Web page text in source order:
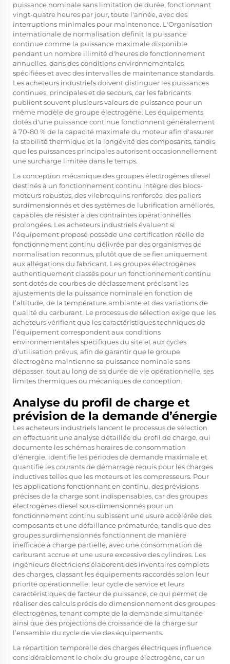
puissance nominale sans limitation de durée, fonctionnant
vingt-quatre heures par jour, toute l'année, avec des
interruptions minimales pour maintenance. L'Organisation
internationale de normalisation définit la puissance
continue comme la puissance maximale disponible
pendant un nombre illimité d'heures de fonctionnement
annuelles, dans des conditions environnementales
spécifiées et avec des intervalles de maintenance standards.
Les acheteurs industriels doivent distinguer les puissances
continues, principales et de secours, car les fabricants
publient souvent plusieurs valeurs de puissance pour un
même modèle de groupe électrogène. Les équipements
dotés d'une puissance continue fonctionnent généralement
à 70-80 % de la capacité maximale du moteur afin d'assurer
la stabilité thermique et la longévité des composants, tandis
que les puissances principales autorisent occasionnellement
une surcharge limitée dans le temps.
La conception mécanique des groupes électrogènes diesel
destinés à un fonctionnement continu intègre des blocs-
moteurs robustes, des vilebrequins renforcés, des paliers
surdimensionnés et des systèmes de lubrification améliorés,
capables de résister à des contraintes opérationnelles
prolongées. Les acheteurs industriels évaluent si
l’équipement proposé possède une certification réelle de
fonctionnement continu délivrée par des organismes de
normalisation reconnus, plutôt que de se fier uniquement
aux allégations du fabricant. Les groupes électrogènes
authentiquement classés pour un fonctionnement continu
sont dotés de courbes de déclassement précisant les
ajustements de la puissance nominale en fonction de
l’altitude, de la température ambiante et des variations de
qualité du carburant. Le processus de sélection exige que les
acheteurs vérifient que les caractéristiques techniques de
l’équipement correspondent aux conditions
environnementales spécifiques du site et aux cycles
d’utilisation prévus, afin de garantir que le groupe
électrogène maintienne sa puissance nominale sans
dépasser, tout au long de sa durée de vie opérationnelle, ses
limites thermiques ou mécaniques de conception.
Analyse du profil de charge et
prévision de la demande d’énergie
Les acheteurs industriels lancent le processus de sélection
en effectuant une analyse détaillée du profil de charge, qui
documente les schémas horaires de consommation
d’énergie, identifie les périodes de demande maximale et
quantifie les courants de démarrage requis pour les charges
inductives telles que les moteurs et les compresseurs. Pour
les applications fonctionnant en continu, des prévisions
précises de la charge sont indispensables, car des groupes
électrogènes diesel sous-dimensionnés pour un
fonctionnement continu subissent une usure accélérée des
composants et une défaillance prématurée, tandis que des
groupes surdimensionnés fonctionnent de manière
inefficace à charge partielle, avec une consommation de
carburant accrue et une usure excessive des cylindres. Les
ingénieurs électriciens élaborent des inventaires complets
des charges, classant les équipements raccordés selon leur
priorité opérationnelle, leur cycle de service et leurs
caractéristiques de facteur de puissance, ce qui permet de
réaliser des calculs précis de dimensionnement des groupes
électrogènes, tenant compte de la demande simultanée
ainsi que des projections de croissance de la charge sur
l’ensemble du cycle de vie des équipements.
La répartition temporelle des charges électriques influence
considérablement le choix du groupe électrogène, car un